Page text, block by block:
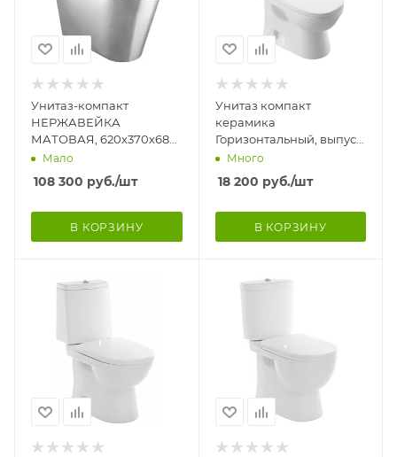
Унитаз-компакт
НЕРЖАВЕЙКА
МАТОВАЯ, 620х370х680,
горизонтальный 100,
сидение дюропласт,
подача снизу
Мало
108 300 руб./шт
В КОРЗИНУ
Унитаз компакт
керамика
Горизонтальный, выпуск
Универсальный
(648х360х770) Сидение
Микролифт ДП, 679
Много
18 200 руб./шт
В КОРЗИНУ